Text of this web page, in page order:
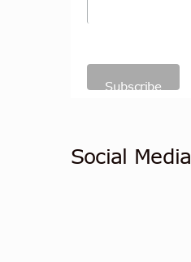
Social Media